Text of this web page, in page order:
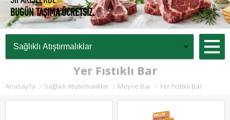
BUGÜN TAŞIMA ÜCRETSİZ.
Yer Fıstıklı Bar
Anasayfa Sağlıklı Atıştırmalıklar Meyve Bar Yer Fıstıklı Bar